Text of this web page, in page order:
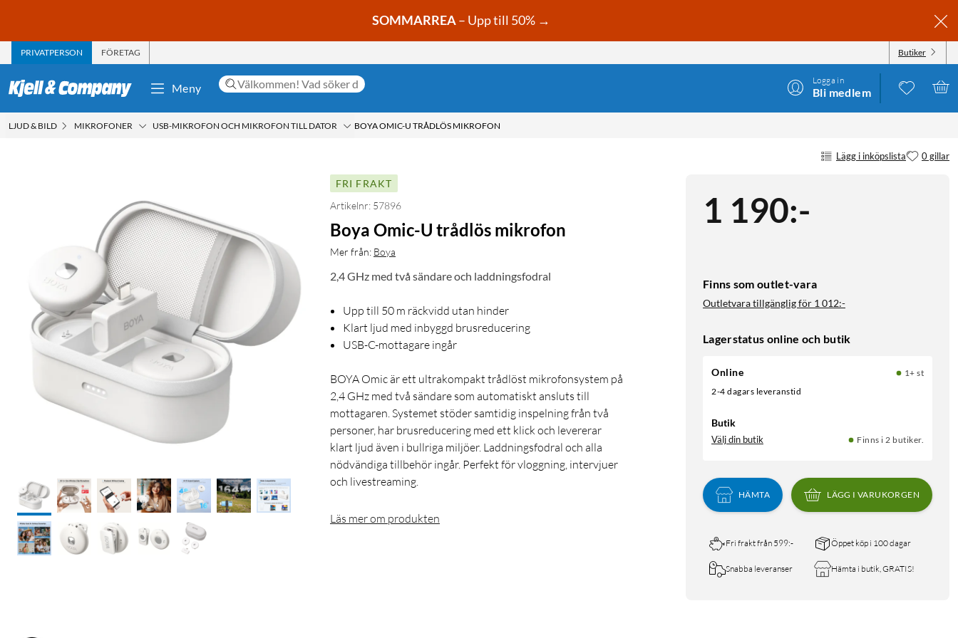
SOMMARREA– Upp till 50% →
PRIVATPERSON FÖRETAG Butiker
Meny
Logga in
Bli medlem
LJUD & BILD MIKROFONER USB-MIKROFON OCH MIKROFON TILL DATOR BOYA OMIC-U TRÅDLÖS MIKROFON
Lägg i inköpslista 0 gillar
1 190:-
Finns som outlet-vara
Outletvara tillgänglig för 1 012:-
Lagerstatus online och butik
Online
1+ st
2-4 dagars leveranstid
Butik
Välj din butik Finns i 2 butiker.
HÄMTA LÄGG I VARUKORGEN
Fri frakt från 599:- Öppet köp i 100 dagar
Snabba leveranser Hämta i butik, GRATIS!
FRI FRAKT
Artikelnr: 57896
Boya Omic-U trådlös mikrofon
Mer från: Boya
2,4 GHz med två sändare och laddningsfodral
Upp till 50 m räckvidd utan hinder
Klart ljud med inbyggd brusreducering
USB-C-mottagare ingår
BOYA Omic är ett ultrakompakt trådlöst mikrofonsystem på
2,4 GHz med två sändare som automatiskt ansluts till
mottagaren. Systemet stöder samtidig inspelning från två
personer, har brusreducering med ett klick och levererar
klart ljud även i bullriga miljöer. Laddningsfodral och alla
nödvändiga tillbehör ingår. Perfekt för vloggning, intervjuer
och livestreaming.
Läs mer om produkten